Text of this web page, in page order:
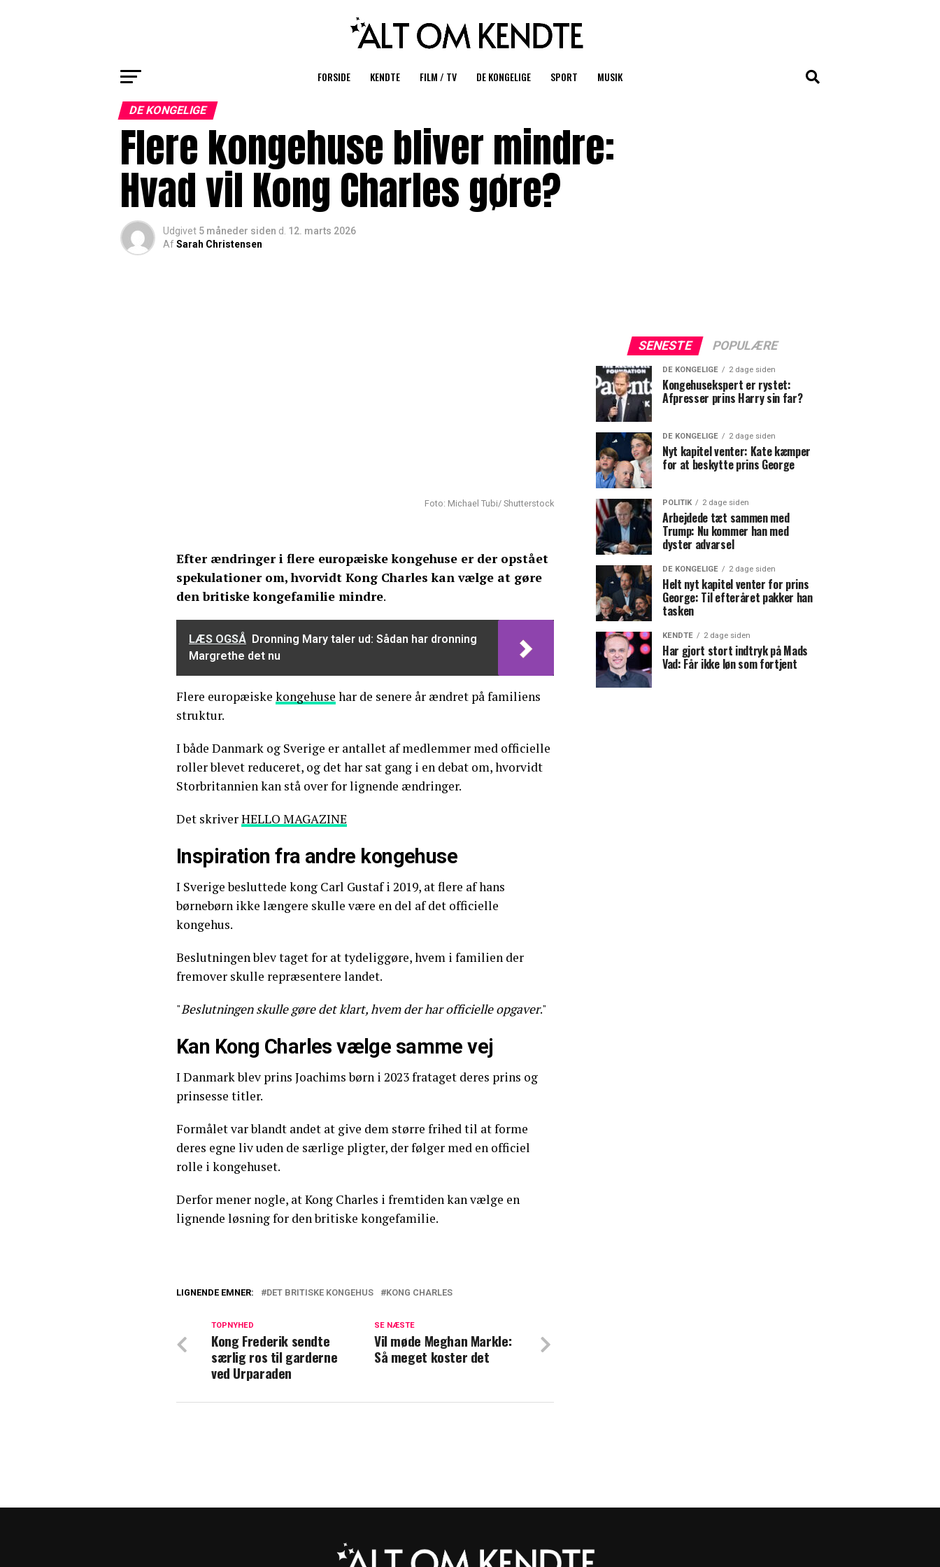
FORSIDE KENDTE FILM / TV DE KONGELIGE SPORT MUSIK
DE KONGELIGE
Flere kongehuse bliver mindre:
Hvad vil Kong Charles gøre?
Udgivet 5 måneder siden d. 12. marts 2026
AfSarah Christensen
Foto: Michael Tubi/ Shutterstock
Efter ændringer i flere europæiske kongehuse er der opstået
spekulationer om, hvorvidt Kong Charles kan vælge at gøre
den britiske kongefamilie mindre.
LÆS OGSÅ Dronning Mary taler ud: Sådan har dronning
Margrethe det nu
Flere europæiske kongehuse har de senere år ændret på familiens
struktur.
I både Danmark og Sverige er antallet af medlemmer med officielle
roller blevet reduceret, og det har sat gang i en debat om, hvorvidt
Storbritannien kan stå over for lignende ændringer.
Det skriverHELLO MAGAZINE
Inspiration fra andre kongehuse
I Sverige besluttede kong Carl Gustaf i 2019, at flere af hans
børnebørn ikke længere skulle være en del af det officielle
kongehus.
Beslutningen blev taget for at tydeliggøre, hvem i familien der
fremover skulle repræsentere landet.
"Beslutningen skulle gøre det klart, hvem der har officielle opgaver."
Kan Kong Charles vælge samme vej
I Danmark blev prins Joachims børn i 2023 frataget deres prins og
prinsesse titler.
Formålet var blandt andet at give dem større frihed til at forme
deres egne liv uden de særlige pligter, der følger med en officiel
rolle i kongehuset.
Derfor mener nogle, at Kong Charles i fremtiden kan vælge en
lignende løsning for den britiske kongefamilie.
Royal Lodge forfalder: Prins Andrew nægter at flytte
LIGNENDE EMNER: DET BRITISKE KONGEHUS KONG CHARLES
SE NÆSTE
Vil møde Meghan Markle:
Så meget koster det
TOPNYHED
Kong Frederik sendte
særlig ros til garderne
ved Urparaden
SENESTE POPULÆRE
DE KONGELIGE 2 dage siden
Kongehusekspert er rystet:
Afpresser prins Harry sin far?
DE KONGELIGE 2 dage siden
Nyt kapitel venter: Kate kæmper
for at beskytte prins George
POLITIK 2 dage siden
Arbejdede tæt sammen med
Trump: Nu kommer han med
dyster advarsel
DE KONGELIGE 2 dage siden
Helt nyt kapitel venter for prins
George: Til efteråret pakker han
tasken
KENDTE 2 dage siden
Har gjort stort indtryk på Mads
Vad: Får ikke løn som fortjent